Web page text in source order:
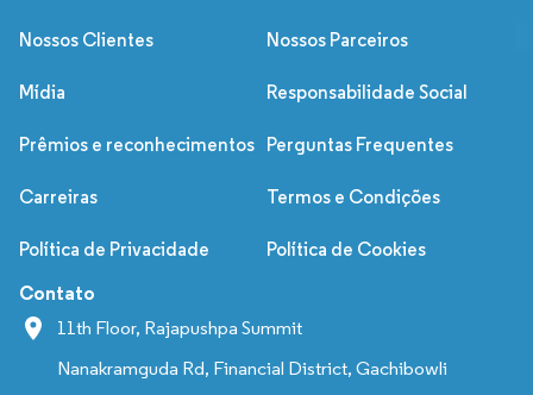
Nossos Clientes Nossos Parceiros
Mídia Responsabilidade Social
Prêmios e reconhecimentos Perguntas Frequentes
Carreiras Termos e Condições
Política de Privacidade Política de Cookies
Contato
11th Floor, Rajapushpa Summit
Nanakramguda Rd, Financial District, Gachibowli